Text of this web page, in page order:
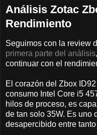
Análisis Zotac
Rendimiento
Seguimos con la review
primera parte del análisis
continuar con el
El corazón del Zbox
consumo Intel Core i5
hilos de proceso, es
de tan solo 35W. Es uno
desapercibido entre